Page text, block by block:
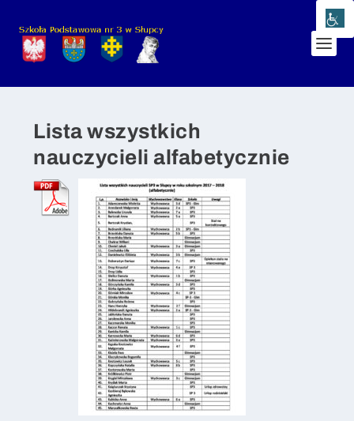
Lista wszystkich
nauczycieli alfabetycznie